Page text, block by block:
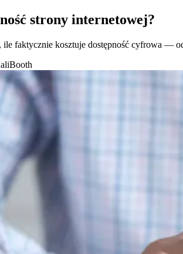
strony internetowej?
ile faktycznie kosztuje dostępność cyfrowa —